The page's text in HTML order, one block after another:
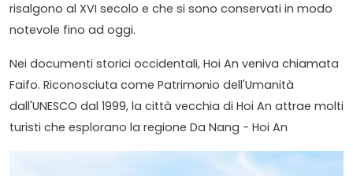
risalgono al XVI secolo e che si sono conservati in modo
notevole fino ad oggi.
Nei documenti storici occidentali, Hoi An veniva chiamata
Faifo. Riconosciuta come Patrimonio dell'Umanità
dall'UNESCO dal 1999, la città vecchia di Hoi An attrae molti
turisti che esplorano la regione Da Nang - Hoi An